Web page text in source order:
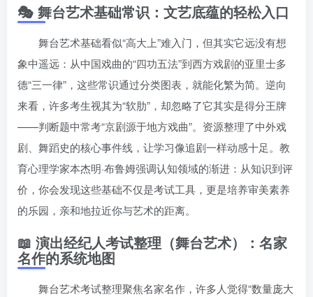
🎭 舞台艺术基础常识：文艺底蕴的轻松入口
舞台艺术基础看似“高大上”难入门，但其实它远没有想
象中遥远：从中国戏曲的“四功五法”到西方戏剧的亚里士多
德“三一律”，这些常识通过分类图表，就能化繁为简。逆向
来看，许多考生视其为“软肋”，却忽略了它其实是得分王牌
——判断题中常考“京剧源于地方戏曲”。资源整理了中外戏
剧、舞蹈史的核心事件线，让学习像追剧一样动感十足。教
育心理学家本杰明·布鲁姆强调认知领域的渐进：从知识到评
价，你会发现这些基础不仅是考试工具，更是培养审美素养
的乐园，亲和地拉近你与艺术的距离。
📖 演出经纪人考试整理（舞台艺术）：名家
名作的系统地图
舞台艺术考试整理聚焦名家名作，许多人觉得“数量庞大